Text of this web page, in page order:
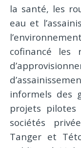
la santé, les
eau et
cofinancé les
informels des
projets
sociétés
Tanger et